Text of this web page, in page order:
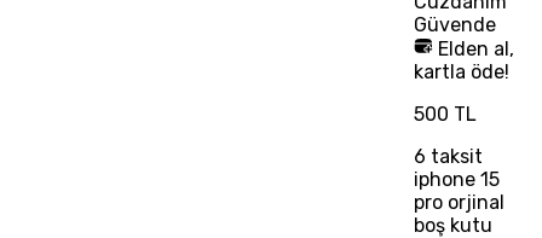
Güvende
Elden al,
kartla öde!
500 TL
6 taksit
iphone 15
pro orjinal
boş kutu